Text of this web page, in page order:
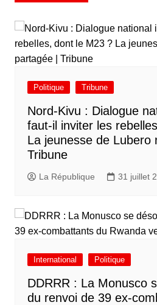
Politique Tribune
Nord-Kivu : Dialogue
faut-il inviter les
La jeunesse de Lubero
Tribune
La République 31 juillet
International Politique
DDRRR : La Monusco
du renvoi de 39 ex-